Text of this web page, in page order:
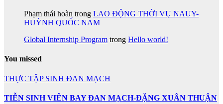
Phạm thái hoàn trong LAO ĐỘNG THỜI VỤ NAUY-
HUỲNH QUỐC NAM
Global Internship Program trong Hello world!
You missed
THỰC TẬP SINH ĐAN MẠCH
TIỄN SINH VIÊN BAY ĐAN MẠCH-ĐẶNG XUÂN THUẬN